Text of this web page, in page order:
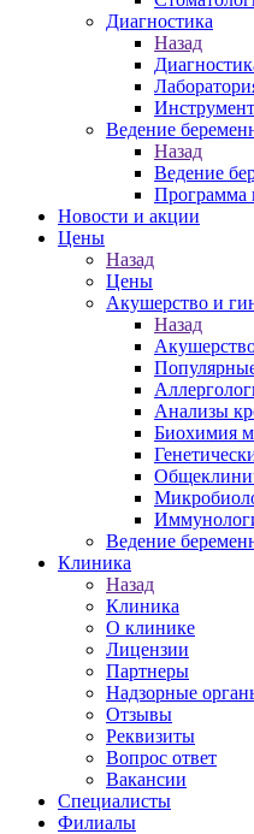
Диагностика
Назад
Ведение
Назад
Ведение
Программа
Новости и акции
Цены
Назад
Цены
Акушерство и
Назад
Анализы
Биохимия
Ведение
Клиника
Назад
Клиника
О клинике
Лицензии
Партнеры
Надзорные
Отзывы
Реквизиты
Вопрос ответ
Вакансии
Специалисты
Филиалы